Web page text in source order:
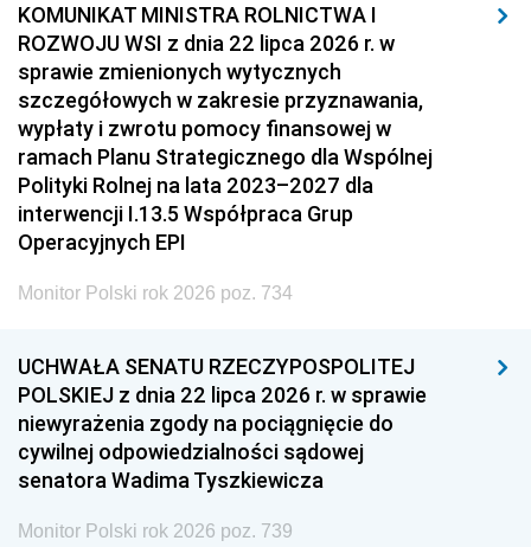
KOMUNIKAT MINISTRA ROLNICTWA I
ROZWOJU WSI z dnia 22 lipca 2026 r. w
sprawie zmienionych wytycznych
szczegółowych w zakresie przyznawania,
wypłaty i zwrotu pomocy finansowej w
ramach Planu Strategicznego dla Wspólnej
Polityki Rolnej na lata 2023–2027 dla
interwencji I.13.5 Współpraca Grup
Operacyjnych EPI
Monitor Polski rok 2026 poz. 734
UCHWAŁA SENATU RZECZYPOSPOLITEJ
POLSKIEJ z dnia 22 lipca 2026 r. w sprawie
niewyrażenia zgody na pociągnięcie do
cywilnej odpowiedzialności sądowej
senatora Wadima Tyszkiewicza
Monitor Polski rok 2026 poz. 739